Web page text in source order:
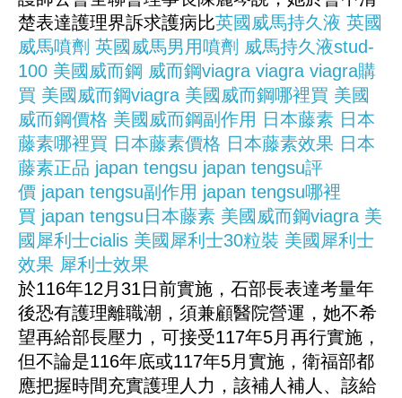
楚表達護理界訴求護病比英國威馬持久液 英國
威馬噴劑 英國威馬男用噴劑 威馬持久液stud-
100 美國威而鋼 威而鋼viagra viagra viagra購
買 美國威而鋼viagra 美國威而鋼哪裡買 美國
威而鋼價格 美國威而鋼副作用 日本藤素 日本
藤素哪裡買 日本藤素價格 日本藤素效果 日本
藤素正品 japan tengsu japan tengsu評
價 japan tengsu副作用 japan tengsu哪裡
買 japan tengsu日本藤素 美國威而鋼viagra 美
國犀利士cialis 美國犀利士30粒裝 美國犀利士
效果 犀利士效果
於116年12月31日前實施，石部長表達考量年
後恐有護理離職潮，須兼顧醫院營運，她不希
望再給部長壓力，可接受117年5月再行實施，
但不論是116年底或117年5月實施，衛福部都
應把握時間充實護理人力，該補人補人、該給